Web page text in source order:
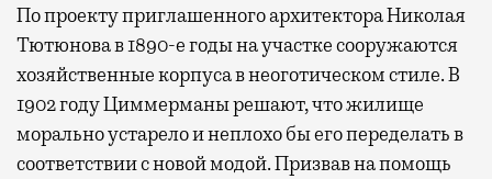
По проекту приглашенного архитектора Николая
Тютюнова в 1890-е годы на участке сооружаются
хозяйственные корпуса в неоготическом стиле. В
1902 году Циммерманы решают, что жилище
морально устарело и неплохо бы его переделать в
соответствии с новой модой. Призвав на помощь